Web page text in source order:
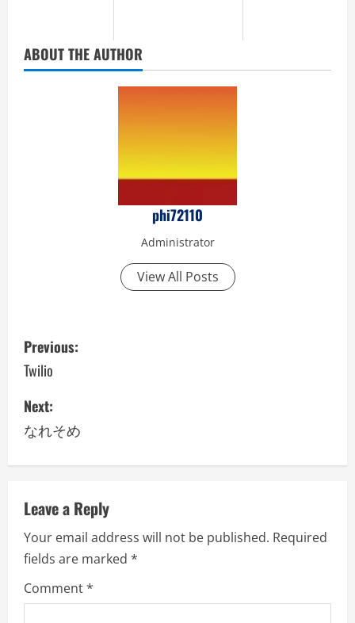
ABOUT THE AUTHOR
phi72110
Administrator
View All Posts
P
o
s
t
n
a
v
i
g
Previous:
Twilio
Next:
なれそめ
Leave a Reply
Your email address will not be published. Required
fields are marked *
Comment*